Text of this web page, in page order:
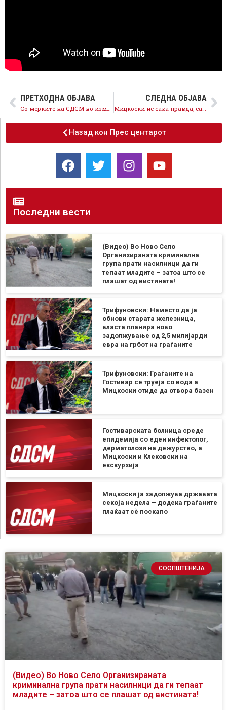
ПРЕТХОДНА ОБЈАВА
Со мерките на СДСМ во изминатите 2,5 години растеа платите во сите сектори и ќе продолжат да растат
СЛЕДНА ОБЈАВА
Мицкоски не сака правда, сака само да се уништат предметите кои се водат против функционери на ВМРО-ДПМНЕ
Назад кон Прес центарот
Последни вести
(Видео) Во Ново Село
Организираната криминална
група прати насилници да ги
тепаат младите – затоа што се
плашат од вистината!
Трифуновски: Наместо да ја
обнови старата железница,
власта планира ново
задолжување од 2,5 милијарди
евра на грбот на граѓаните
Трифуновски: Граѓаните на
Гостивар се труеја со вода а
Мицкоски отиде да отвора базен
Гостиварската болница среде
епидемија со еден инфектолог,
дерматолози на дежурство, а
Мицкоски и Клековски на
екскурзија
Мицкоски ја задолжува државата
секоја недела – додека граѓаните
плаќаат сѐ поскапо
СООПШТЕНИЈА
(Видео) Во Ново Село Организираната
криминална група прати насилници да ги тепаат
младите – затоа што се плашат од вистината!